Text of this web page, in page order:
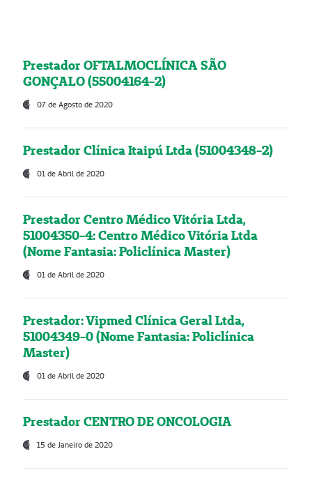
Prestador OFTALMOCLÍNICA SÃO
GONÇALO (55004164-2)
07 de Agosto de 2020
Prestador Clínica Itaipú Ltda (51004348-2)
01 de Abril de 2020
Prestador Centro Médico Vitória Ltda,
51004350-4: Centro Médico Vitória Ltda
(Nome Fantasia: Policlínica Master)
01 de Abril de 2020
Prestador: Vipmed Clínica Geral Ltda,
51004349-0 (Nome Fantasia: Policlínica
Master)
01 de Abril de 2020
Prestador CENTRO DE ONCOLOGIA
15 de Janeiro de 2020